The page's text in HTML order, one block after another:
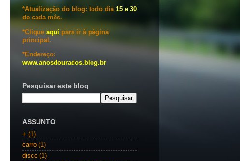
*Atualização do blog: todo dia 15 e 30
de cada mês.
*Clique aqui para ir à página
principal.
*Endereço:
www.anosdourados.blog.br
Pesquisar este blog
ASSUNTO
+ (1)
carro (1)
disco (1)